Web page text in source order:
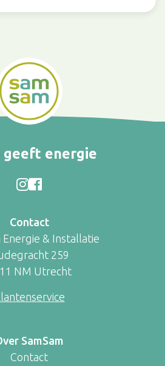
geeft energie
Contact
Energie & Installatie
259
NM Utrecht
SamSam
Contact